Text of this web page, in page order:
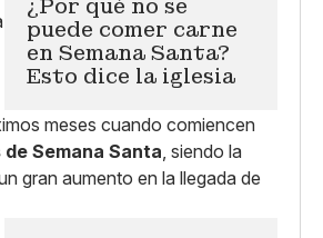
¿Por qué no se
puede comer carne
en Semana Santa?
Esto dice la iglesia
meses cuando comiencen
Semana Santa, siendo la
gran aumento en la llegada de